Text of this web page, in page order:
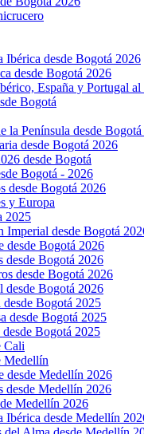
Ibérica desde Bogotá 2026
desde Bogotá 2026
España y Portugal
Bogotá
la Península desde
desde Bogotá 2026
desde Bogotá
Bogotá - 2026
desde Bogotá 2026
y Europa
2025
Imperial desde Bogotá
desde Bogotá 2026
desde Bogotá 2026
desde Bogotá 2026
desde Bogotá 2026
Bogotá 2025
desde Bogotá 2025
Bogotá 2025
Cali
Medellín
desde Medellín 2026
desde Medellín 2026
Medellín 2026
Ibérica desde Medellín